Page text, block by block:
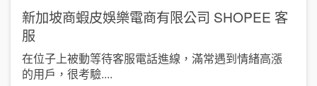
新加坡商蝦皮娛樂電商有限公司 SHOPEE 客
服
在位子上被動等待客服電話進線，滿常遇到情緒高漲
的用戶，很考驗....